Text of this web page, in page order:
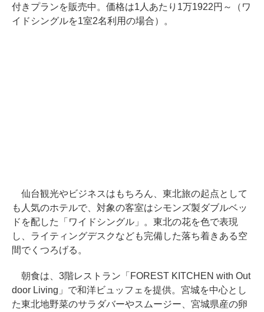
付きプランを販売中。価格は1人あたり1万1922円～（ワ
イドシングルを1室2名利用の場合）。
仙台観光やビジネスはもちろん、東北旅の起点として
も人気のホテルで、対象の客室はシモンズ製ダブルベッ
ドを配した「ワイドシングル」。東北の花を色で表現
し、ライティングデスクなども完備した落ち着きある空
間でくつろげる。
朝食は、3階レストラン「FOREST KITCHEN with Out
door Living」で和洋ビュッフェを提供。宮城を中心とし
た東北地野菜のサラダバーやスムージー、宮城県産の卵